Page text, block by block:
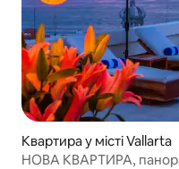
Квартира у місті Vallarta
НОВА КВАРТИРА,